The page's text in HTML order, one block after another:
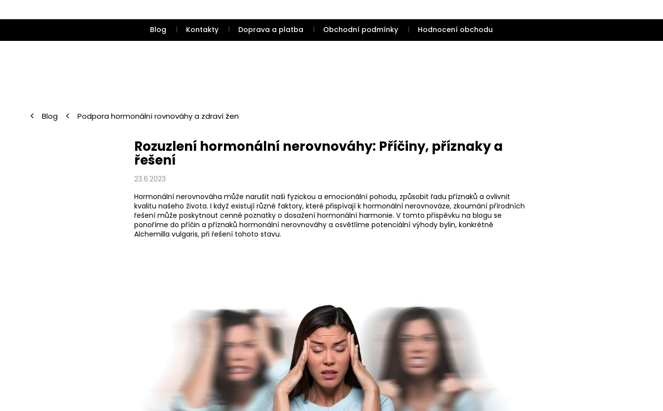
Blog Kontakty Doprava a platba Obchodní podmínky Hodnocení obchodu
Blog Podpora hormonální rovnováhy a zdraví žen
Rozuzlení hormonální nerovnováhy: Příčiny, příznaky a
řešení
23.6.2023
Hormonální nerovnováha může narušit naši fyzickou a emocionální pohodu, způsobit řadu příznaků a ovlivnit
kvalitu našeho života. I když existují různé faktory, které přispívají k hormonální nerovnováze, zkoumání přírodních
řešení může poskytnout cenné poznatky o dosažení hormonální harmonie. V tomto příspěvku na blogu se
ponoříme do příčin a příznaků hormonální nerovnováhy a osvětlíme potenciální výhody bylin, konkrétně
Alchemilla vulgaris, při řešení tohoto stavu.